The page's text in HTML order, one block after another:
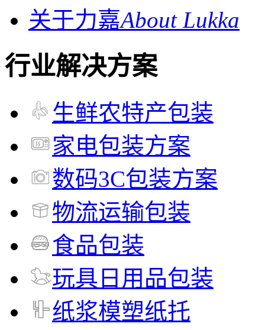
关于力嘉About Lukka
行业解决方案
生鲜农特产包装
家电包装方案
数码3C包装方案
物流运输包装
食品包装
玩具日用品包装
纸浆模塑纸托